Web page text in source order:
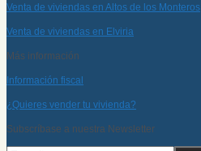
Venta de viviendas en Altos de los Monteros
Venta de viviendas en Elviria
Más información
Información fiscal
¿Quieres vender tu vivienda?
Subscríbase a nuestra Newsletter